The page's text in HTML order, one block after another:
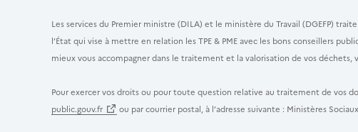
Les services du Premier ministre (DILA) et le ministère du Travail (DGEFP)
l’État qui vise à mettre en relation les TPE & PME avec les bons conseillers
mieux vous accompagner dans le traitement et la valorisation de vos déchets,
Pour exercer vos droits ou pour toute question relative au traitement de vos
public.gouv.fr
ou par courrier postal, à l’adresse suivante : Ministères